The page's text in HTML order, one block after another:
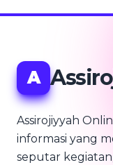
A
Assirojiyyah
informasi yang
seputar